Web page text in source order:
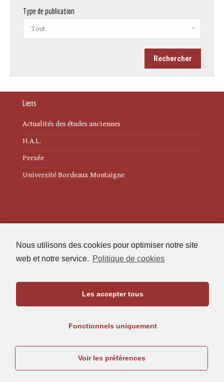
Nous utilisons des cookies pour optimiser notre site
web et notre service. Politique de cookies
Les accepter tous
Fonctionnels uniquement
Voir les préférences
Type de publication
Liens
Actualités des études anciennes
H.A.L.
Persée
Université Bordeaux Montaigne
Politique de cookies (UE)
Maison de l'Archéologie
05.57.12.45.63
rea@u-bordeaux-montaigne.fr